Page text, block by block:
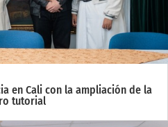
en Cali con la ampliación de la
tutorial